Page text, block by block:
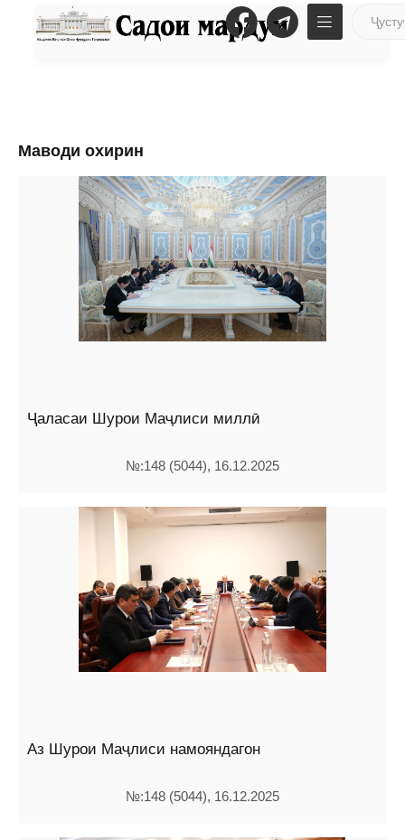
Маводи охирин
Ҷаласаи Шурои Маҷлиси миллӣ
№:148 (5044), 16.12.2025
Аз Шурои Маҷлиси намояндагон
№:148 (5044), 16.12.2025